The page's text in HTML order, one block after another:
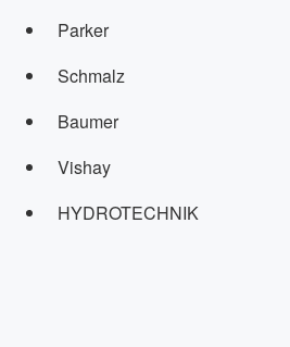
Parker
Schmalz
Baumer
Vishay
HYDROTECHNIK